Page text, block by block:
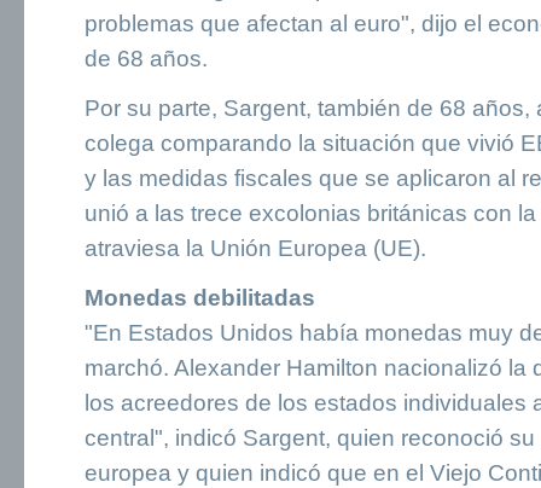
problemas que afectan al euro", dijo el
de 68 años.
Por su parte, Sargent, también de 68 años,
colega comparando la situación que vivió
y las medidas fiscales que se aplicaron al
unió a las trece excolonias británicas con
atraviesa la Unión Europea (UE).
Monedas debilitadas
"En Estados Unidos había monedas muy
marchó. Alexander Hamilton nacionalizó la
los acreedores de los estados individuales
central", indicó Sargent, quien reconoció
europea y quien indicó que en el Viejo